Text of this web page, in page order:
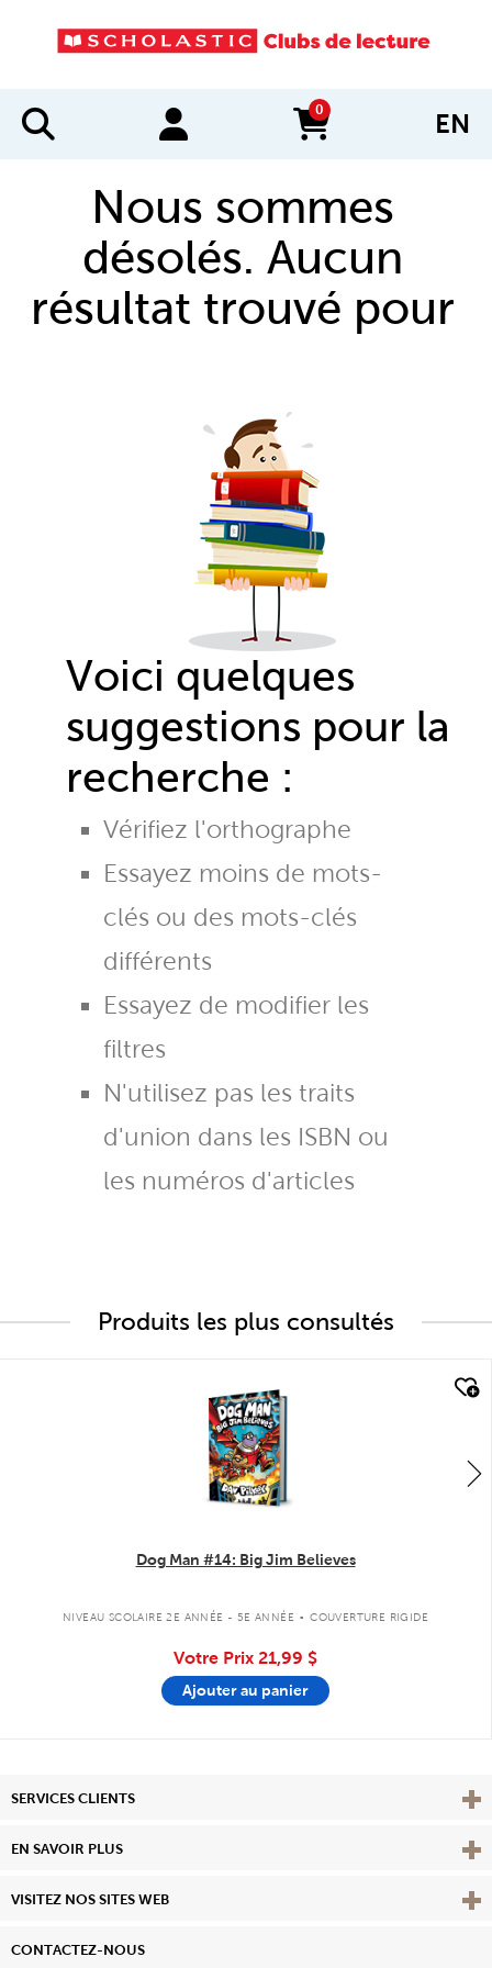
0
items in cart EN
Nous sommes
désolés. Aucun
résultat trouvé pour
Voici quelques
suggestions pour la
recherche :
Vérifiez l'orthographe
Essayez moins de mots-
clés ou des mots-clés
différents
Essayez de modifier les
filtres
N'utilisez pas les traits
d'union dans les ISBN ou
les numéros d'articles
Produits les plus consultés
Dog Man #14: Big Jim Believes
NIVEAU SCOLAIRE 2E ANNÉE - 5E ANNÉE . COUVERTURE RIGIDE
Votre Prix 21,99 $
Ajouter au panier
SERVICES CLIENTS
EN SAVOIR PLUS View
VISITEZ NOS SITES WEB
CONTACTEZ-NOUS